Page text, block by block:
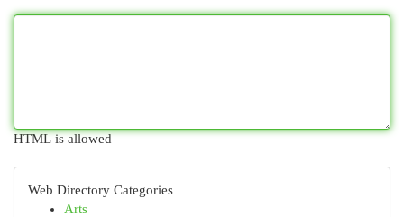
HTML is allowed
Web Directory Categories
Arts